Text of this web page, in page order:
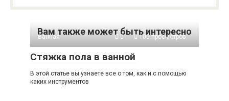
Вам также может быть интересно
Ванная 0 105 просмотров
Стяжка пола в ванной
В этой статье вы узнаете все о том, как и с помощью
каких инструментов